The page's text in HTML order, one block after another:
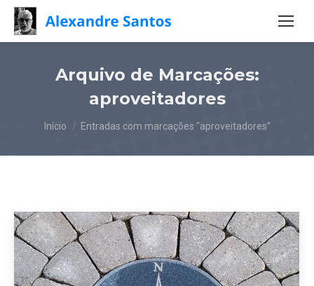
Arquivo de Marcações:
aproveitadores
Você está aqui:
Início Entradas com marcações "aproveitadores"